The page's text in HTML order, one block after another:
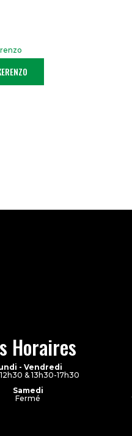
Horaires
- Vendredi
& 13h30-17h30
Samedi
Fermé